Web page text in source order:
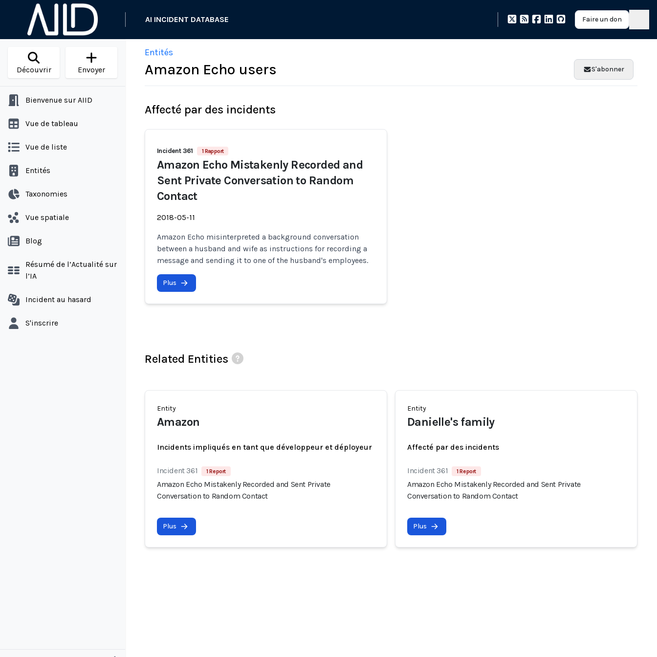
AI INCIDENT DATABASE Faire un don
Découvrir Envoyer
Bienvenue sur AIID
Vue de tableau
Vue de liste
Entités
Taxonomies
Vue spatiale
Blog
Résumé de l’Actualité sur
l’IA
Incident au hasard
S'inscrire
Entités
Amazon Echo users S'abonner
Affecté par des incidents
Incident 361 1 Rapport
Amazon Echo Mistakenly Recorded and
Sent Private Conversation to Random
Contact
2018-05-11
Amazon Echo misinterpreted a background conversation
between a husband and wife as instructions for recording a
message and sending it to one of the husband's employees.
Plus
Related Entities
Entity
Amazon
Incidents impliqués en tant que développeur et déployeur
Incident 361 1 Report
Amazon Echo Mistakenly Recorded and Sent Private
Conversation to Random Contact
Plus
Entity
Danielle's family
Affecté par des incidents
Incident 361 1 Report
Amazon Echo Mistakenly Recorded and Sent Private
Conversation to Random Contact
Plus